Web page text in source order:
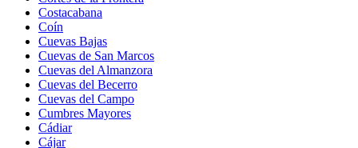
Costacabana
Coín
Cuevas Bajas
Cuevas de San Marcos
Cuevas del Almanzora
Cuevas del Becerro
Cuevas del Campo
Cumbres Mayores
Cádiar
Cájar